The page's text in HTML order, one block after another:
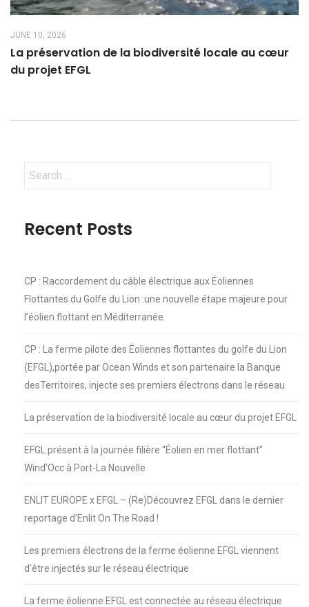
JUNE 10, 2026
La préservation de la biodiversité locale au cœur
du projet EFGL
Search
Recent Posts
CP : Raccordement du câble électrique aux Éoliennes
Flottantes du Golfe du Lion :une nouvelle étape majeure pour
l’éolien flottant en Méditerranée
CP : La ferme pilote des Éoliennes flottantes du golfe du Lion
(EFGL),portée par Ocean Winds et son partenaire la Banque
desTerritoires, injecte ses premiers électrons dans le réseau
La préservation de la biodiversité locale au cœur du projet EFGL
EFGL présent à la journée filière “Éolien en mer flottant”
Wind’Occ à Port-La Nouvelle
ENLIT EUROPE x EFGL – (Re)Découvrez EFGL dans le dernier
reportage d’Enlit On The Road !
Les premiers électrons de la ferme éolienne EFGL viennent
d’être injectés sur le réseau électrique
La ferme éolienne EFGL est connectée au réseau électrique